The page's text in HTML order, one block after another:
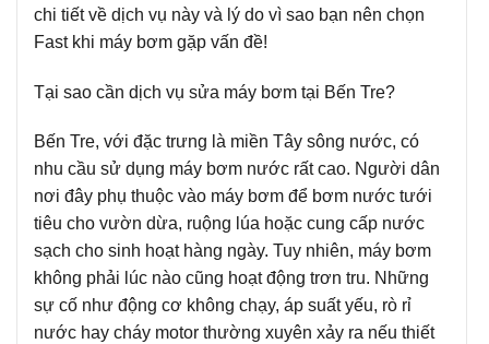
chi tiết về dịch vụ này và lý do vì sao bạn nên chọn
Fast khi máy bơm gặp vấn đề!
Tại sao cần dịch vụ sửa máy bơm tại Bến Tre?
Bến Tre, với đặc trưng là miền Tây sông nước, có
nhu cầu sử dụng máy bơm nước rất cao. Người dân
nơi đây phụ thuộc vào máy bơm để bơm nước tưới
tiêu cho vườn dừa, ruộng lúa hoặc cung cấp nước
sạch cho sinh hoạt hàng ngày. Tuy nhiên, máy bơm
không phải lúc nào cũng hoạt động trơn tru. Những
sự cố như động cơ không chạy, áp suất yếu, rò rỉ
nước hay cháy motor thường xuyên xảy ra nếu thiết